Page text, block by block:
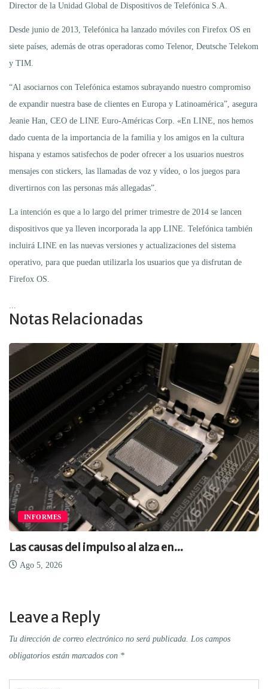
Director de la Unidad Global de Dispositivos de Telefónica S.A.
Desde junio de 2013, Telefónica ha lanzado móviles con Firefox OS en
siete países, además de otras operadoras como Telenor, Deutsche Telekom
y TIM.
“Al asociarnos con Telefónica estamos subrayando nuestro compromiso
de expandir nuestra base de clientes en Europa y Latinoamérica”, asegura
Jeanie Han, CEO de LINE Euro-Américas Corp. «En LINE, nos hemos
dado cuenta de la importancia de la familia y los amigos en la cultura
hispana y estamos satisfechos de poder ofrecer a los usuarios nuestros
mensajes con stickers, las llamadas de voz y vídeo, o los juegos para
divertirnos con las personas más allegadas”.
La intención es que a lo largo del primer trimestre de 2014 se lancen
dispositivos que ya lleven incorporada la app LINE. Telefónica también
incluirá LINE en las nuevas versiones y actualizaciones del sistema
operativo, para que puedan utilizarla los usuarios que ya disfrutan de
Firefox OS.
Notas Relacionadas
INFORMES
Las causas del impulso al alza en...
Ago 5, 2026
Leave a Reply
Tu dirección de correo electrónico no será publicada. Los campos
obligatorios están marcados con *